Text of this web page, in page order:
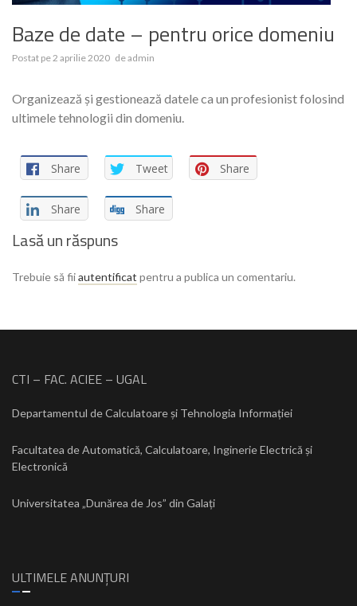
Baze de date – pentru orice domeniu
Postat pe2 aprilie 2020 deadmin
Organizează și gestionează datele ca un profesionist folosind
ultimele tehnologii din domeniu.
Share Tweet Share
Share Share
Lasă un răspuns
Trebuie să fiiautentificat pentru a publica un comentariu.
CTI – FAC. ACIEE – UGAL
Departamentul de Calculatoare și Tehnologia Informației
Facultatea de Automatică, Calculatoare, Inginerie Electrică și
Electronică
Universitatea „Dunărea de Jos” din Galați
ULTIMELE ANUNȚURI